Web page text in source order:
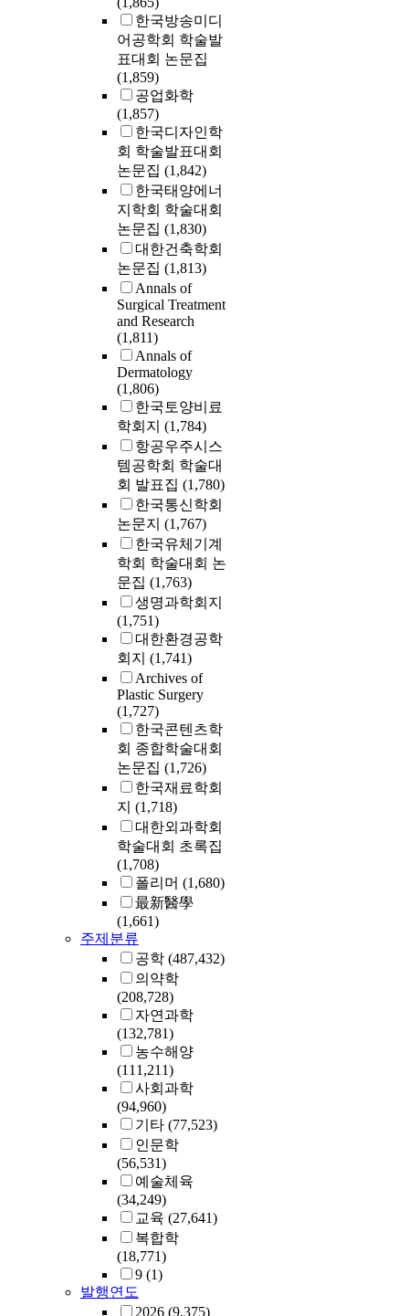
한국방송미디
어공학회 학술발
표대회 논문집
(1,859)
공업화학
(1,857)
한국디자인학
회 학술발표대회
논문집 (1,842)
한국태양에너
지학회 학술대회
논문집 (1,830)
대한건축학회
논문집 (1,813)
Annals of
Surgical Treatment
and Research
(1,811)
Annals of
Dermatology
(1,806)
한국토양비료
학회지 (1,784)
항공우주시스
템공학회 학술대
회 발표집 (1,780)
한국통신학회
논문지 (1,767)
한국유체기계
학회 학술대회 논
문집 (1,763)
생명과학회지
(1,751)
대한환경공학
회지 (1,741)
Archives of
Plastic Surgery
(1,727)
한국콘텐츠학
회 종합학술대회
논문집 (1,726)
한국재료학회
지 (1,718)
대한외과학회
학술대회 초록집
(1,708)
폴리머 (1,680)
最新醫學
(1,661)
주제분류
공학 (487,432)
의약학
(208,728)
자연과학
(132,781)
농수해양
(111,211)
사회과학
(94,960)
기타 (77,523)
인문학
(56,531)
예술체육
(34,249)
교육 (27,641)
복합학
(18,771)
9 (1)
발행연도
2026 (9,375)